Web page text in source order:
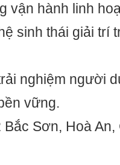
vận hành linh
sinh thái giải trí
nghiệm người
vững.
Sơn, Hoà